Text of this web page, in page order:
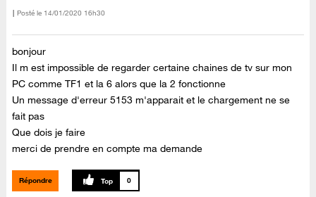
Posté le ‎14/01/2020 16h30
bonjour
Il m est impossible de regarder certaine chaines de tv sur mon
PC comme TF1 et la 6 alors que la 2 fonctionne
Un message d'erreur 5153 m'apparait et le chargement ne se
fait pas
Que dois je faire
merci de prendre en compte ma demande
Répondre 0